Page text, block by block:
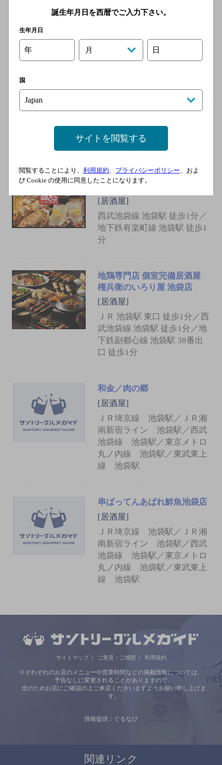
丸ノ内線 池袋駅／東武東上
串ごろ／九州蔵池袋店
西武池袋線 池袋駅／ＪＲ埼
京線 池袋駅／ＪＲ湘南新宿
丸ノ内線 池袋駅／東武東上
線 池袋駅
銀だこハイボール酒場 池袋南
口店
[居酒屋]
西武池袋線 池袋駅 徒歩1分／
地下鉄有楽町線 池袋駅 徒歩1
分
地鶏専門店 個室完備居酒屋
権兵衛のいろり屋 池袋店
[居酒屋]
ＪＲ 池袋駅 東口 徒歩1分／西
武池袋線 池袋駅 徒歩1分／地
下鉄副都心線 池袋駅 38番出
口 徒歩1分
和金／肉の郷
[居酒屋]
ＪＲ埼京線 池袋駅／ＪＲ湘
南新宿ライン 池袋駅／西武
池袋線 池袋駅／東京メトロ
丸ノ内線 池袋駅／東武東上
線 池袋駅
串ばってんあばれ鮮魚池袋店
[居酒屋]
ＪＲ埼京線 池袋駅／ＪＲ湘
南新宿ライン 池袋駅／西武
池袋線 池袋駅／東京メトロ
丸ノ内線 池袋駅／東武東上
線 池袋駅
サイトマップ ご意見・ご感想 利用規約
※それぞれのお店のメニューや営業時間などの掲載情報については、
予告なしに変更されることがありますので、
念のためお店にご確認の上ご来店くださいますようお願い申し上げま
す。
情報提供：ぐるなび
関連リンク
誕生年月日を西暦でご入力下さい。
生年月日
年 月 日
国
サイトを閲覧する
閲覧することにより、 利用規約、 プライバシーポリシー、およ
び Cookie の使用に同意したことになります。